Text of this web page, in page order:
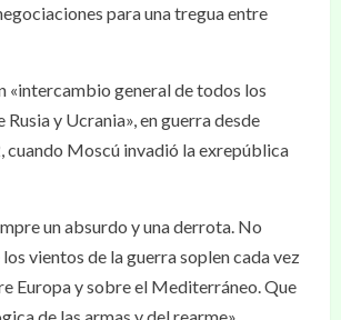
para una tregua entre
«intercambio general de todos los
y Ucrania», en guerra desde
cuando Moscú invadió la exrepública
un absurdo y una derrota. No
vientos de la guerra soplen cada vez
Europa y sobre el Mediterráneo. Que